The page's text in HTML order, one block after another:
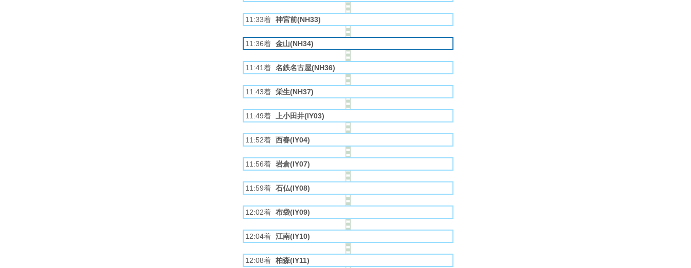
11:33着 神宮前(NH33)
11:36着 金山(NH34)
11:41着 名鉄名古屋(NH36)
11:43着 栄生(NH37)
11:49着 上小田井(IY03)
11:52着 西春(IY04)
11:56着 岩倉(IY07)
11:59着 石仏(IY08)
12:02着 布袋(IY09)
12:04着 江南(IY10)
12:08着 柏森(IY11)